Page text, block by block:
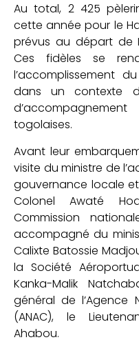
Au total, 2 425
cette année pour le
prévus au départ de
Ces fidèles se
l’accomplissement
dans un contexte
togolaises.
Avant leur
visite du ministre de
gouvernance locale
Colonel Awaté
Commission
accompagné du
Calixte Batossie
la Société
Kanka-Malik
général de l’Agence
(ANAC), le
Ahabou.